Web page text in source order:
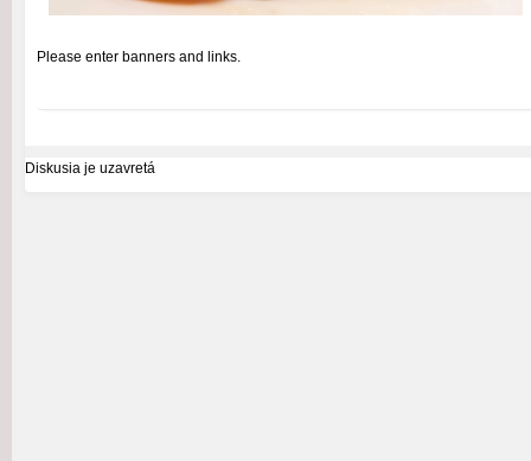
Please enter banners and links.
Diskusia je uzavretá